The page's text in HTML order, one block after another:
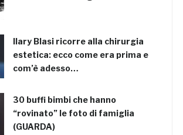
Ilary Blasi ricorre alla chirurgia
estetica: ecco come era prima e
com’è adesso…
30 buffi bimbi che hanno
“rovinato” le foto di famiglia
(GUARDA)